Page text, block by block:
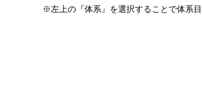
※左上の『体系』を選択することで体系